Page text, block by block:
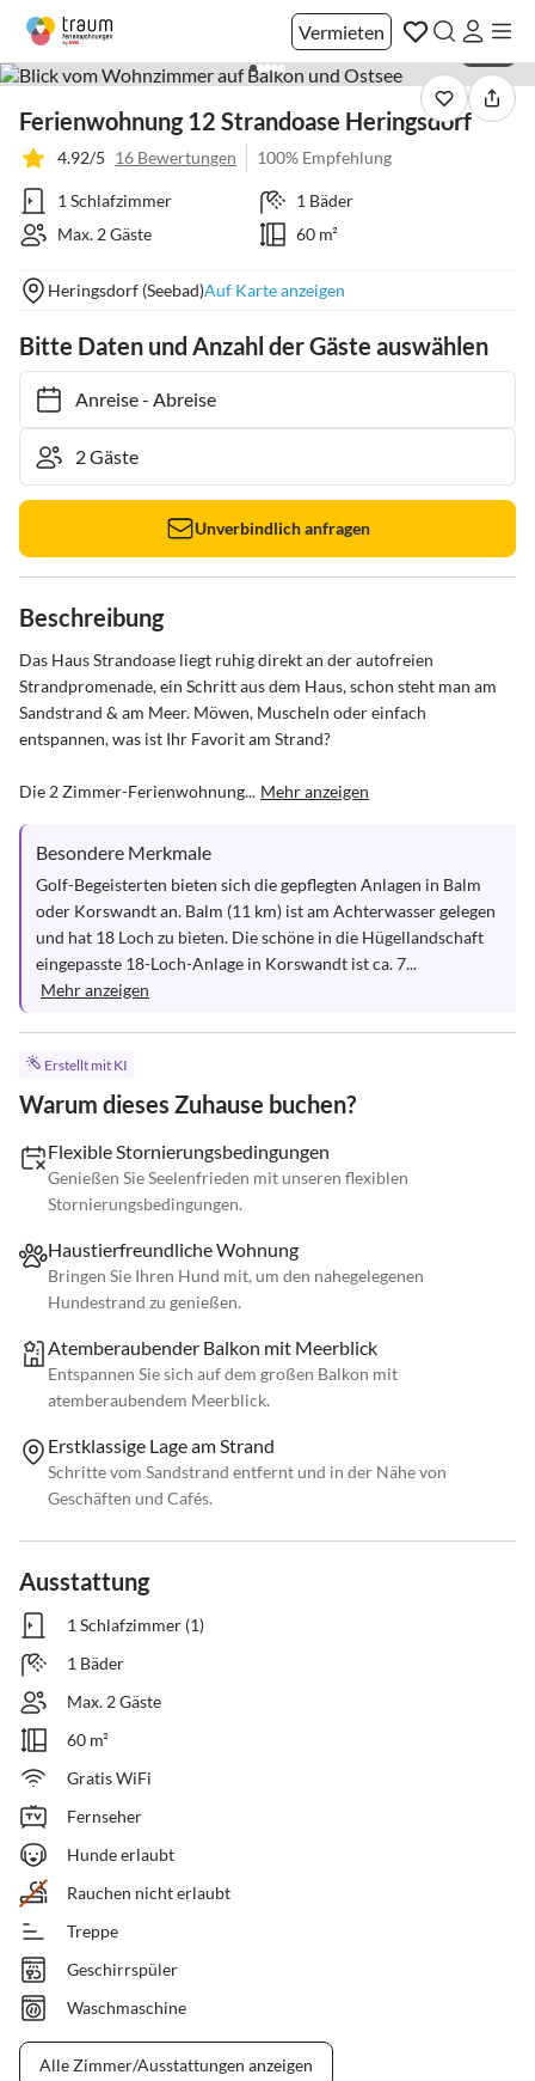
Vermieten
Ferienwohnung 12 Strandoase Heringsdorf
4.92/5 16 Bewertungen 100% Empfehlung
1 Schlafzimmer
1 Bäder
Max. 2 Gäste
60 m²
Heringsdorf (Seebad)Auf Karte anzeigen
Bitte Daten und Anzahl der Gäste auswählen
Anreise- Abreise
Unverbindlich anfragen
Beschreibung
Das Haus Strandoase liegt ruhig direkt an der autofreien
Strandpromenade, ein Schritt aus dem Haus, schon steht man am
Sandstrand & am Meer. Möwen, Muscheln oder einfach
entspannen, was ist Ihr Favorit am Strand?
Die 2 Zimmer-Ferienwohnung... Mehr anzeigen
Besondere Merkmale
Golf-Begeisterten bieten sich die gepflegten Anlagen in Balm
oder Korswandt an. Balm (11 km) ist am Achterwasser gelegen
und hat 18 Loch zu bieten. Die schöne in die Hügellandschaft
eingepasste 18-Loch-Anlage in Korswandt ist ca. 7...
Mehr anzeigen
Erstellt mit KI
Warum dieses Zuhause buchen?
Flexible Stornierungsbedingungen
Genießen Sie Seelenfrieden mit unseren flexiblen
Stornierungsbedingungen.
Haustierfreundliche Wohnung
Bringen Sie Ihren Hund mit, um den nahegelegenen
Hundestrand zu genießen.
Atemberaubender Balkon mit Meerblick
Entspannen Sie sich auf dem großen Balkon mit
atemberaubendem Meerblick.
Erstklassige Lage am Strand
Schritte vom Sandstrand entfernt und in der Nähe von
Geschäften und Cafés.
Ausstattung
1 Schlafzimmer (1)
1 Bäder
Max. 2 Gäste
60 m²
Gratis WiFi
Fernseher
Hunde erlaubt
Rauchen nicht erlaubt
Treppe
Geschirrspüler
Waschmaschine
Alle Zimmer/Ausstattungen anzeigen